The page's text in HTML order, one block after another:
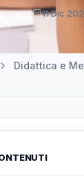
11 Dic
Didattica e